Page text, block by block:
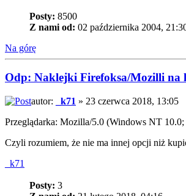
Posty: 8500
Z nami od: 02 października 2004,
Na górę
Odp: Naklejki Firefoksa/Mozilli na
autor: _k71 » 23 czerwca 2018, 13:05
Przeglądarka: Mozilla/5.0 (Windows NT
Czyli rozumiem, że nie ma innej opcji niż
_k71
Posty: 3